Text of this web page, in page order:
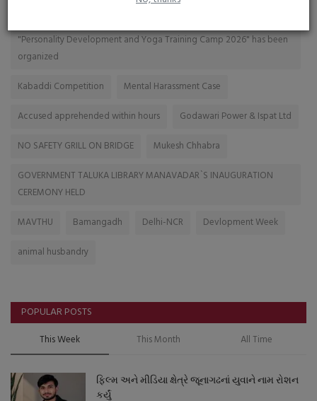
"Personality Development and Yoga Training Camp 2026" has been
organized
Kabaddi Competition
Mental Harassment Case
Accused apprehended within hours
Godawari Power & Ispat Ltd
NO SAFETY GRILL ON BRIDGE
Mukesh Chhabra
GOVERNMENT TALUKA LIBRARY MANAVADAR`S INAUGURATION
CEREMONY HELD
MAVTHU
Bamangadh Delhi-NCR
Devlopment Week
animal husbandry
POPULAR POSTS
This Week This Month All Time
ફિલ્મ અને મીડિયા ક્ષેત્રે જૂનાગઢનાં યુવાને નામ રોશન
કર્યું